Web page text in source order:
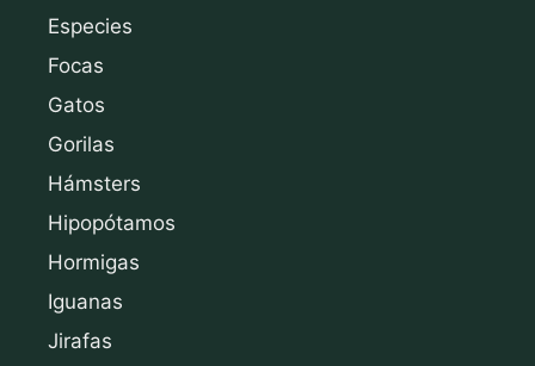
Especies
Focas
Gatos
Gorilas
Hámsters
Hipopótamos
Hormigas
Iguanas
Jirafas